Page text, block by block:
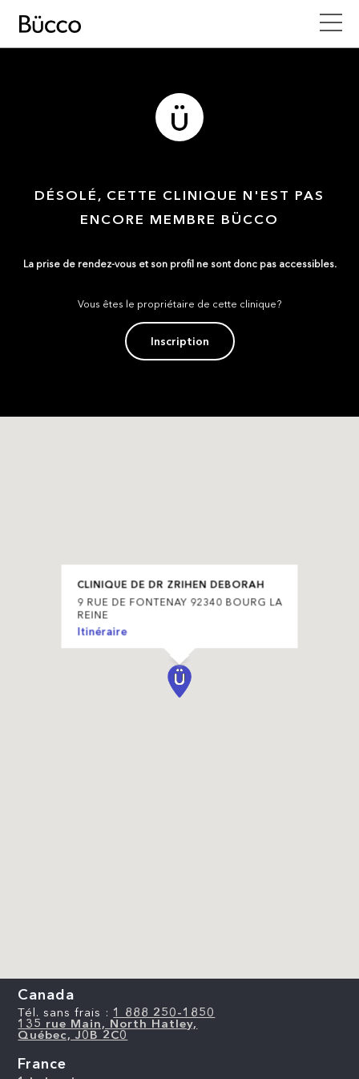
DÉSOLÉ, CETTE CLINIQUE N'EST PAS
ENCORE MEMBRE BÜCCO
La prise de rendez-vous et son profil ne sont donc pas accessibles.
Vous êtes le propriétaire de cette clinique?
Inscription
CLINIQUE DE DR ZRIHEN DEBORAH
9 RUE DE FONTENAY 92340 BOURG LA
REINE
Itinéraire
Canada
Tél. sans frais : 1 888 250-1850
135 rue Main, North Hatley,
Québec, J0B 2C0
France